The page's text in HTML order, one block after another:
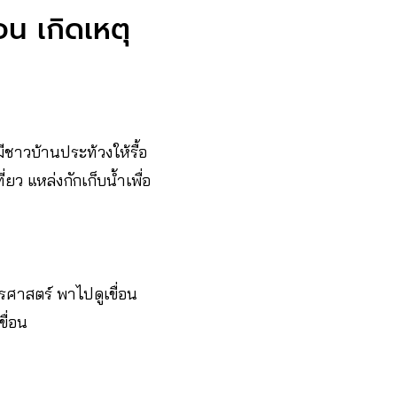
เกิดเหตุ
าวบ้านประท้วงให้รื้อ
ว แหล่งกักเก็บน้ำเพื่อ
าสตร์ พาไปดูเขื่อน
อน